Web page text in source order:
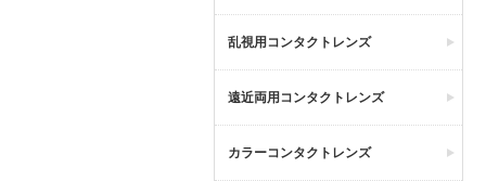
乱視用コンタクトレンズ
遠近両用コンタクトレンズ
カラーコンタクトレンズ